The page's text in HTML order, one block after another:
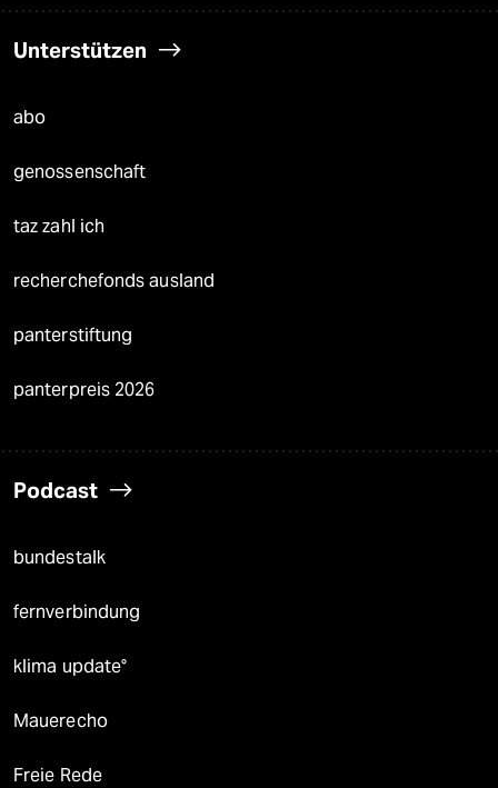
Unterstützen
abo
genossenschaft
taz zahl ich
recherchefonds ausland
panterstiftung
panterpreis 2026
Podcast
bundestalk
fernverbindung
klima update°
Mauerecho
Freie Rede